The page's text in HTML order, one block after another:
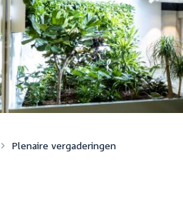
Plenaire vergaderingen